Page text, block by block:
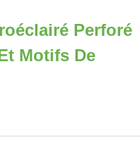
Perforé
Motifs De